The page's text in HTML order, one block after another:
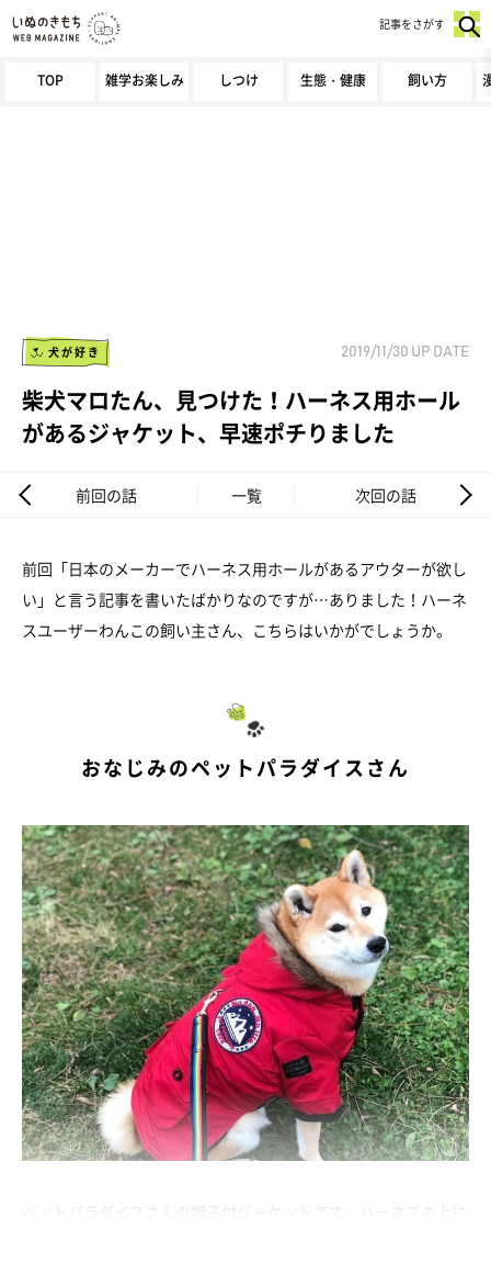
TOP 雑学お楽しみ しつけ 生態・健康 飼い方
記事をさがす
犬が好き 2019/11/30 UP DATE
柴犬マロたん、見つけた！ハーネス用ホール
があるジャケット、早速ポチりました
前回の話 一覧 次回の話
前回「日本のメーカーでハーネス用ホールがあるアウターが欲し
い」と言う記事を書いたばかりなのですが…ありました！ハーネ
スユーザーわんこの飼い主さん、こちらはいかがでしょうか。
おなじみのペットパラダイスさん
ペットパラダイスさんの帽子付ジャケットです。ハーネスの上に